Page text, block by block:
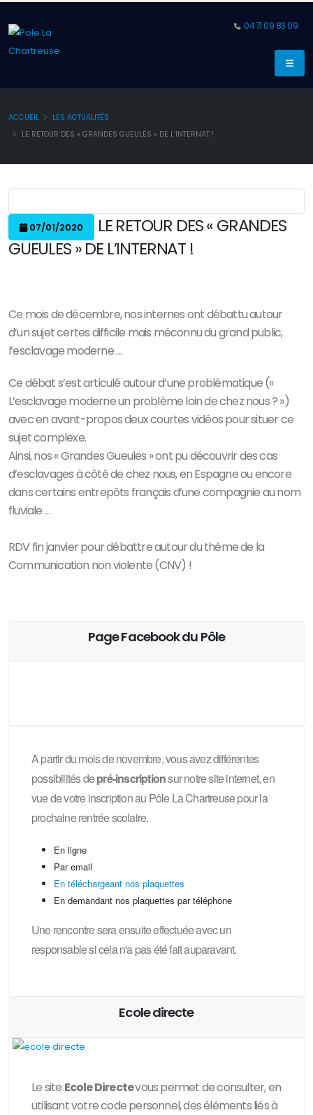
04 71 09 83 09
ACCUEIL
LES ACTUALITÉS
LE RETOUR DES « GRANDES GUEULES » DE L’INTERNAT !
07/01/2020
LE RETOUR DES « GRANDES
GUEULES » DE L’INTERNAT !
Ce mois de décembre, nos internes ont débattu autour
d’un sujet certes difficile mais méconnu du grand public,
l’esclavage moderne …
Ce débat s’est articulé autour d’une problématique («
L’esclavage moderne un problème loin de chez nous ? »)
avec en avant-propos deux courtes vidéos pour situer ce
sujet complexe.
Ainsi, nos « Grandes Gueules » ont pu découvrir des cas
d’esclavages à côté de chez nous, en Espagne ou encore
dans certains entrepôts français d’une compagnie au nom
fluviale …
RDV fin janvier pour débattre autour du thème de la
Communication non violente (CNV) !
Page Facebook du Pôle
A partir du mois de novembre, vous avez différentes
possibilités depré-inscriptionsur notre site internet, en
vue de votre inscription au Pôle La Chartreuse pour la
prochaine rentrée scolaire.
En ligne
Par email
En téléchargeant nos plaquettes
En demandant nos plaquettes par téléphone
Une rencontre sera ensuite effectuée avec un
responsable si cela n'a pas été fait auparavant.
Ecole directe
Le site Ecole Directevous permet de consulter, en
utilisant votre code personnel, deséléments liés à